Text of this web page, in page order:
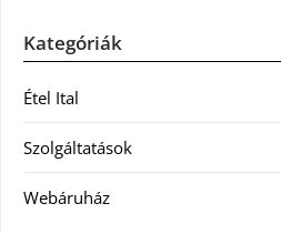
Kategóriák
Étel Ital
Szolgáltatások
Webáruház